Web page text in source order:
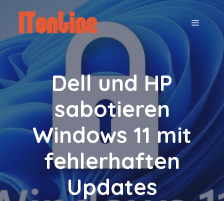
springen
MENÜ
Dell und HP
sabotieren
Windows 11 mit
fehlerhaften
Updates